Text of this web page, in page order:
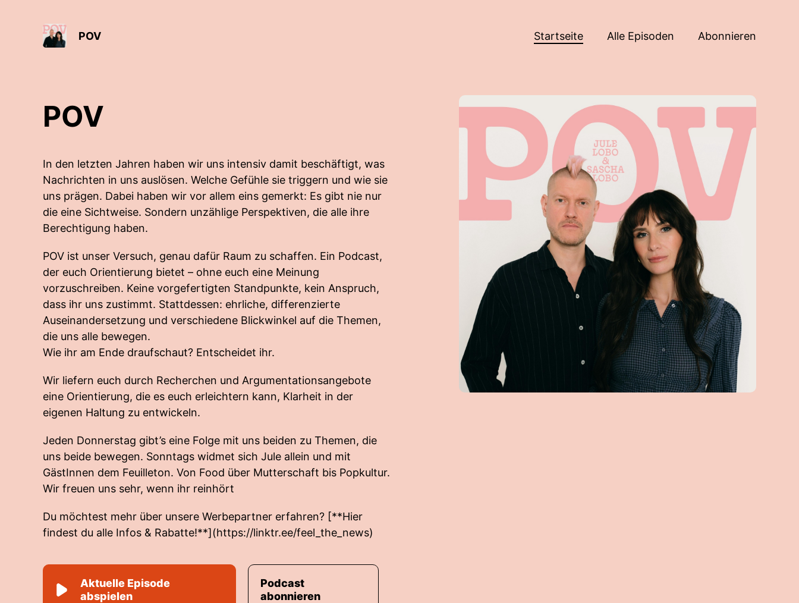
POV Startseite Alle Episoden Abonnieren
POV
In den letzten Jahren haben wir uns intensiv damit beschäftigt, was
Nachrichten in uns auslösen. Welche Gefühle sie triggern und wie sie
uns prägen. Dabei haben wir vor allem eins gemerkt: Es gibt nie nur
die eine Sichtweise. Sondern unzählige Perspektiven, die alle ihre
Berechtigung haben.
POV ist unser Versuch, genau dafür Raum zu schaffen. Ein Podcast,
der euch Orientierung bietet – ohne euch eine Meinung
vorzuschreiben. Keine vorgefertigten Standpunkte, kein Anspruch,
dass ihr uns zustimmt. Stattdessen: ehrliche, differenzierte
Auseinandersetzung und verschiedene Blickwinkel auf die Themen,
die uns alle bewegen.
Wie ihr am Ende draufschaut? Entscheidet ihr.
Wir liefern euch durch Recherchen und Argumentationsangebote
eine Orientierung, die es euch erleichtern kann, Klarheit in der
eigenen Haltung zu entwickeln.
Jeden Donnerstag gibt’s eine Folge mit uns beiden zu Themen, die
uns beide bewegen. Sonntags widmet sich Jule allein und mit
GästInnen dem Feuilleton. Von Food über Mutterschaft bis Popkultur.
Wir freuen uns sehr, wenn ihr reinhört
Du möchtest mehr über unsere Werbepartner erfahren? [**Hier
findest du alle Infos & Rabatte!**](https://linktr.ee/feel_the_news)
Aktuelle Episode
abspielen
Podcast
abonnieren